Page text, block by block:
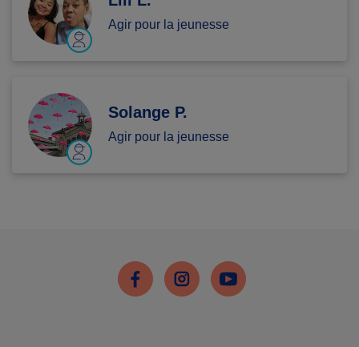
Agir pour la jeunesse
Solange P.
Agir pour la jeunesse
FacebookInstagramYoutube